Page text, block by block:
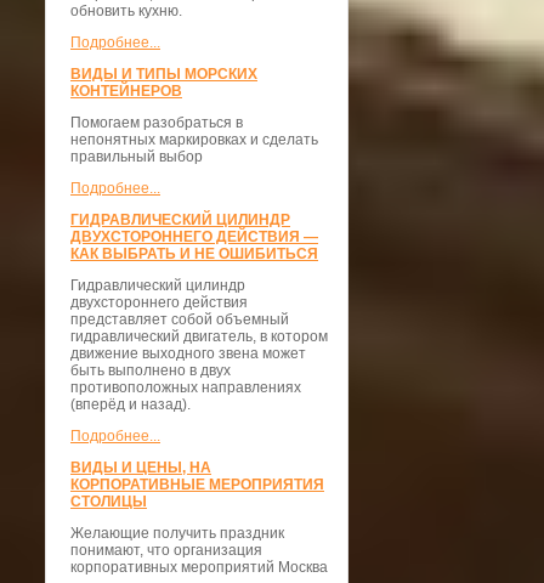
обновить кухню.
Подробнее...
ВИДЫ И ТИПЫ МОРСКИХ
КОНТЕЙНЕРОВ
Помогаем разобраться в
непонятных маркировках и сделать
правильный выбор
Подробнее...
ГИДРАВЛИЧЕСКИЙ ЦИЛИНДР
ДВУХСТОРОННЕГО ДЕЙСТВИЯ —
КАК ВЫБРАТЬ И НЕ ОШИБИТЬСЯ
Гидравлический цилиндр
двухстороннего действия
представляет собой объемный
гидравлический двигатель, в котором
движение выходного звена может
быть выполнено в двух
противоположных направлениях
(вперёд и назад).
Подробнее...
ВИДЫ И ЦЕНЫ, НА
КОРПОРАТИВНЫЕ МЕРОПРИЯТИЯ
СТОЛИЦЫ
Желающие получить праздник
понимают, что организация
корпоративных мероприятий Москва